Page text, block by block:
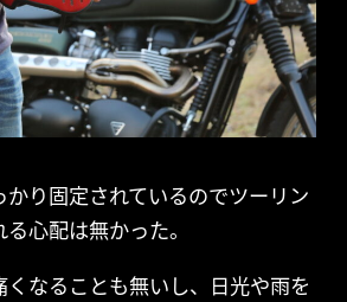
り固定されているのでツーリン
心配は無かった。
なることも無いし、日光や雨を